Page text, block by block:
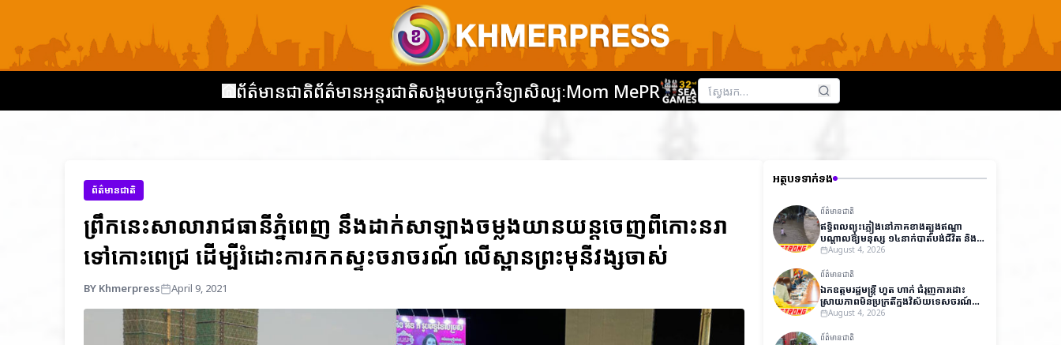
ព័ត៌មានជាតិព័ត៌មានអន្តរជាតិសង្គមបច្ចេកវិទ្យាសិល្បៈMom MePR
ព័ត៌មានជាតិ
ព្រឹកនេះសាលារាជធានីភ្នំពេញ នឹងដាក់សាឡាងចម្លងយានយន្តចេញពីកោះនរា
ទៅកោះពេជ្រ ដើម្បីរំដោះការកកស្ទះចរាចរណ៍ លើស្ពានព្រះមុនីវង្សចាស់
BY Khmerpress April 9, 2021
អត្ថបទទាក់ទង
ព័ត៌មានជាតិ
ឥទ្ធិពលព្យុះភ្លៀងនៅភាគខាងត្បូងឥណ្ឌា
បណ្តាលឱ្យមនុស្ស ១៤នាក់បាត់បង់ជីវិត និង
ជាង ៧,០០០នាក់ត្រូវជម្លៀសខ្លួនជាបន្ទាន់
August 4, 2026
ព័ត៌មានជាតិ
ឯកឧត្តមរដ្ឋមន្ត្រី ហួត ហាក់ ជំរុញការដោះ
ស្រាយភាពមិនប្រក្រតីក្នុងវិស័យទេសចរណ៍
ដើម្បីលើកកម្ពស់ប្រសិទ្ធភាពការងារ និងការ
August 4, 2026
ព័ត៌មានជាតិ